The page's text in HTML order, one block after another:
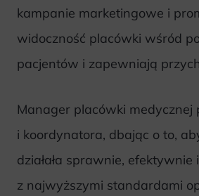
kampanie marketingowe i
widoczność placówki wśród
pacjentów i zapewniają
Manager placówki medycznej
i koordynatora, dbając o to,
działała sprawnie, efektywnie
z najwyższymi standardami